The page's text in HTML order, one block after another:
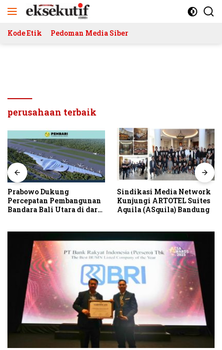
Kode Etik Pedoman Media Siber
perusahaan terbaik
Prabowo Dukung
Percepatan Pembangunan
Bandara Bali Utara di darat
Sindikasi Media Network
Kunjungi ARTOTEL Suites
Aquila (ASquila) Bandung